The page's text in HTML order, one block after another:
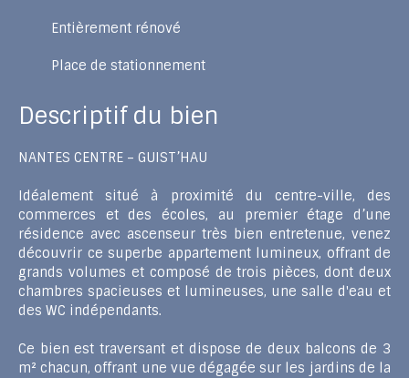
Entièrement rénové
Place de stationnement
Descriptif du bien
NANTES CENTRE – GUIST’HAU
Idéalement situé à proximité du centre-ville, des
commerces et des écoles, au premier étage d’une
résidence avec ascenseur très bien entretenue, venez
découvrir ce superbe appartement lumineux, offrant de
grands volumes et composé de trois pièces, dont deux
chambres spacieuses et lumineuses, une salle d'eau et
des WC indépendants.
Ce bien est traversant et dispose de deux balcons de 3
m² chacun, offrant une vue dégagée sur les jardins de la